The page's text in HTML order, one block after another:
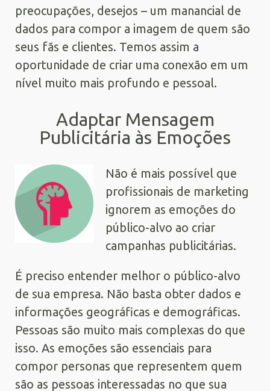
preocupações, desejos – um manancial de
dados para compor a imagem de quem são
seus fãs e clientes. Temos assim a
oportunidade de criar uma conexão em um
nível muito mais profundo e pessoal.
Adaptar Mensagem
Publicitária às Emoções
Não é mais possível que
profissionais de marketing
ignorem as emoções do
público-alvo ao criar
campanhas publicitárias.
É preciso entender melhor o público-alvo
de sua empresa. Não basta obter dados e
informações geográficas e demográficas.
Pessoas são muito mais complexas do que
isso. As emoções são essenciais para
compor personas que representem quem
são as pessoas interessadas no que sua